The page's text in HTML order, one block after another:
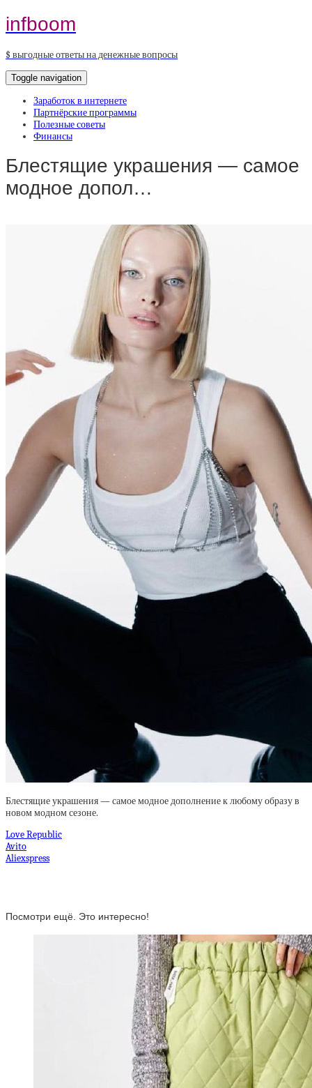
infboom
$ выгодные ответы на денежные вопросы
Toggle navigation
Заработок в интернете
Партнёрские программы
Полезные советы
Финансы
Блестящие украшения — самое
модное допол…
Блестящие украшения — самое модное дополнение к любому образу в
новом модном сезоне.
Love Republic
Avito
Aliexspress
Посмотри ещё. Это интересно!